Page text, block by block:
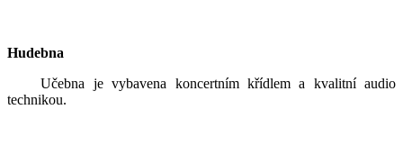
Hudebna
Učebna je vybavena koncertním křídlem a kvalitní audio
technikou.